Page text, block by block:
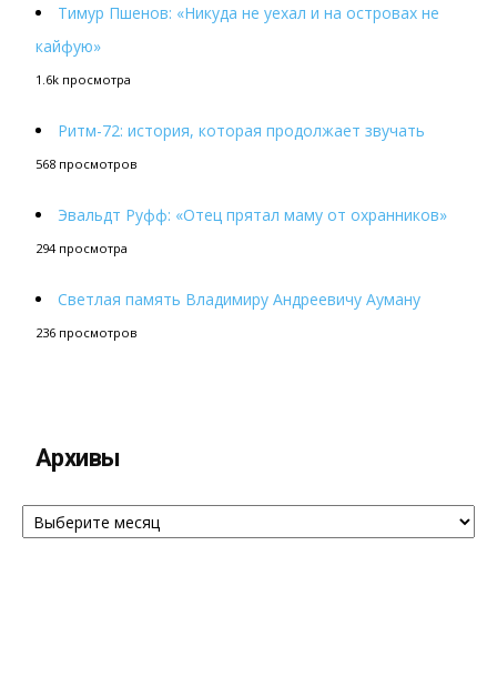
Тимур Пшенов: «Никуда не уехал и на островах не
кайфую»
1.6k просмотра
Ритм-72: история, которая продолжает звучать
568 просмотров
Эвальдт Руфф: «Отец прятал маму от охранников»
294 просмотра
Светлая память Владимиру Андреевичу Ауману
236 просмотров
Архивы
Архивы